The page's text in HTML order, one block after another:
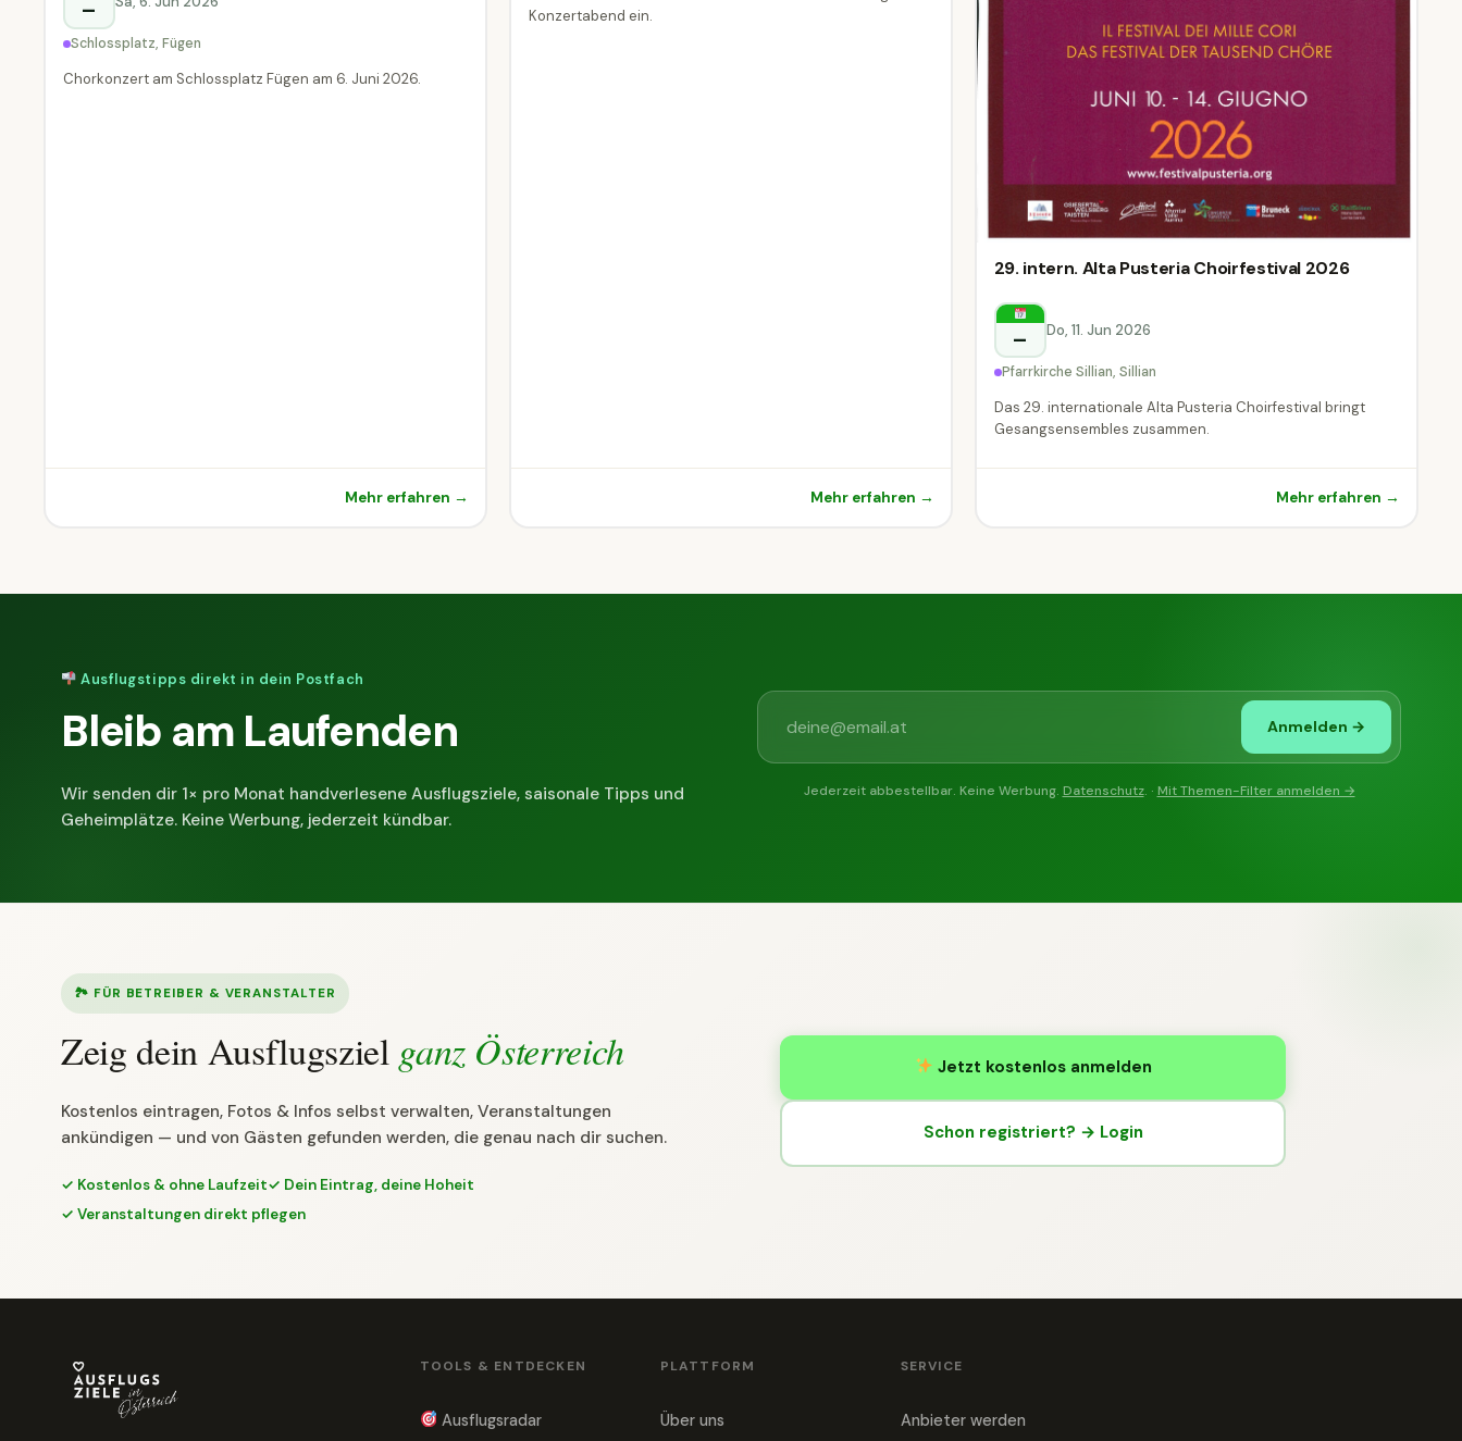
–
Schlossplatz, Fügen
Chorkonzert am Schlossplatz Fügen am 6. Juni 2026.
Mehr erfahren →
Konzertabend ein.
Mehr erfahren →
29. intern. Alta Pusteria Choirfestival 2026
– Do, 11. Jun 2026
Pfarrkirche Sillian, Sillian
Das 29. internationale Alta Pusteria Choirfestival bringt
Gesangsensembles zusammen.
Mehr erfahren →
Ausflugstipps direkt in dein Postfach
Bleib am Laufenden
Wir senden dir 1× pro Monat handverlesene Ausflugsziele, saisonale Tipps und
Geheimplätze. Keine Werbung, jederzeit kündbar.
Anmelden →
Jederzeit abbestellbar. Keine Werbung. Datenschutz. · Mit Themen-Filter anmelden →
🏞 FÜR BETREIBER & VERANSTALTER
Zeig dein Ausflugsziel ganz Österreich
Kostenlos eintragen, Fotos & Infos selbst verwalten, Veranstaltungen
ankündigen — und von Gästen gefunden werden, die genau nach dir suchen.
✓ Kostenlos & ohne Laufzeit✓ Dein Eintrag, deine Hoheit
✓ Veranstaltungen direkt pflegen
Jetzt kostenlos anmelden
Schon registriert? → Login
TOOLS & ENTDECKEN
Ausflugsradar
PLATTFORM
Über uns
SERVICE
Anbieter werden